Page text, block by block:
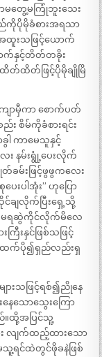
တွေ့မကြုံဘူးသေး
ကိုပိုမိုခံစားအရသာ
ထူးသဖြင့်ယောက်
ာက်နှင့်တိတ်တခိုး
တ်ထိတ်ဖြင့်ပိုမိုချိုမြိ
ောမှီကာ စောက်ပတ်
း စိမ်ကိုခံစားရင်း
ါ ကာမေသူနှင့်
ေး နမ်းရွုံ့ပေးလိုက်
မ်းဖြင့်ဖွဖွကလေး
းပါအုံး” ဟုပြော
ချလိုက်ပြီးရှေ့သို့
မရဆွဲကိုင်လိုက်မိလေ
ြီးနှင်ဖြစ်သဖြင့်
းထက်ပို၍ရှည်လည်းရှ
ျားသဖြင့်ရစ်၍ညိုနေ
ေသောသွေးကြော
ည်။ထို့အပြင်သူ့
လျက်ထည့်ထားသော
ရင်ထဲတွင်ဖိုခနဲဖြစ်